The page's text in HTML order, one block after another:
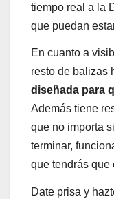
tiempo real a la
que puedan
En cuanto a
resto de balizas
diseñada para
Además tiene
que no importa
terminar,
que tendrás que
Date prisa y